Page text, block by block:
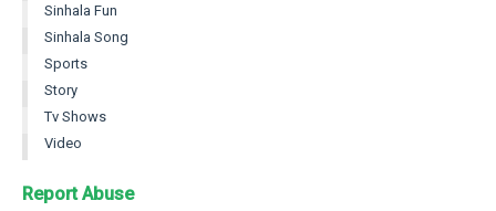
Sinhala Fun
Sinhala Song
Sports
Story
Tv Shows
Video
Report Abuse